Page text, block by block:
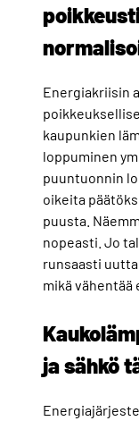
Energiakriisin
kaupunkien
loppuminen
puuntuonnin
oikeita
puusta.
nopeasti. Jo
runsaasti
mikä
ja sähkö